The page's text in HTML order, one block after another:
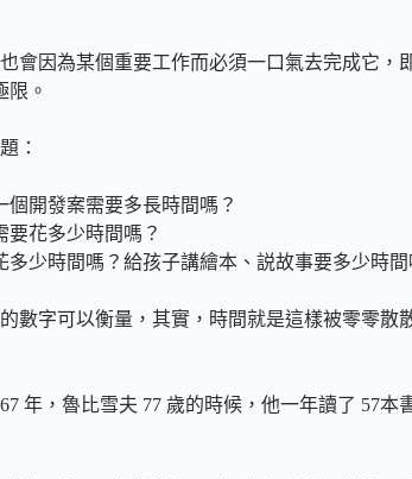
會因為某個重要工作而必須一口氣去完成它，
限。
：
開發案需要多長時間嗎？
花多少時間嗎？
少時間嗎？給孩子講繪本、説故事要多少時間
數字可以衡量，其實，時間就是這樣被零零散
年，魯比雪夫 77 歲的時候，他一年讀了 57本